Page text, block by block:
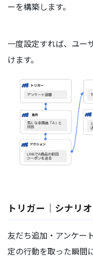
ーを構築します。
一度設定すれば、ユー
けます。
トリガー｜シナリ
友だち追加・アンケー
定の行動を取った瞬間